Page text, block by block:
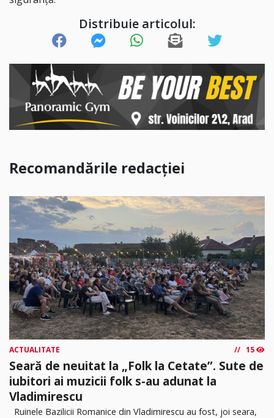
Distribuie articolul:
Recomandările redacției
ACTUALITATE 15
Seară de neuitat la „Folk la Cetate”. Sute de
iubitori ai muzicii folk s-au adunat la
Vladimirescu
Ruinele Bazilicii Romanice din Vladimirescu au fost, joi seara,